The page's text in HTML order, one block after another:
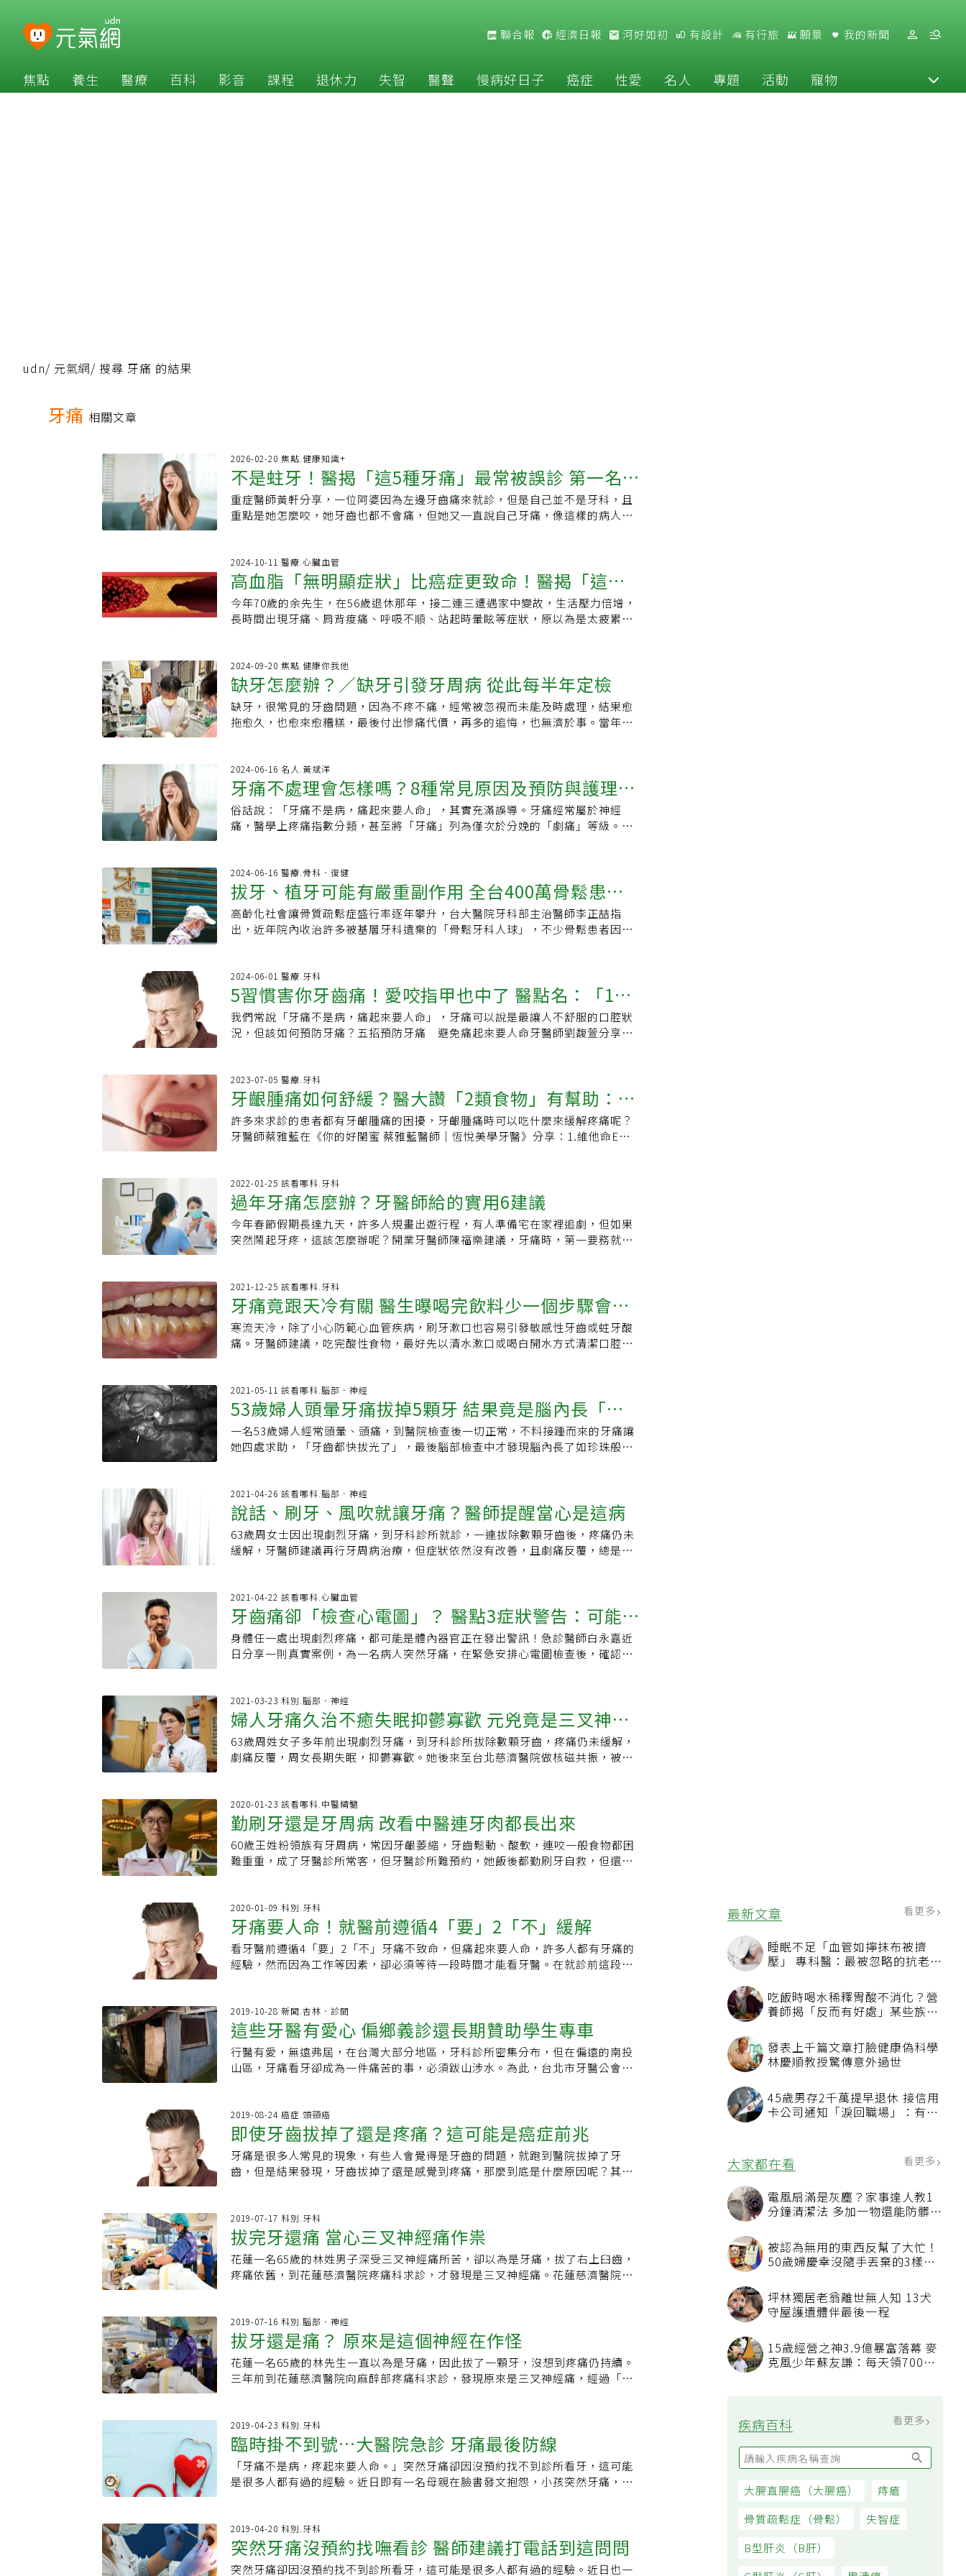
聯合報 經濟日報 河好如初 有設計 有行旅 願景 我的新聞
焦點 養生 醫療 百科 影音 課程 退休力 失智 醫聲 慢病好日子 癌症 性愛 名人 專題 活動 寵物
最新文章 看更多
睡眠不足「血管如擰抹布被擠
壓」 專科醫：最被忽略的抗老方
吃飯時喝水稀釋胃酸不消化？營
養師揭「反而有好處」某些族群
發表上千篇文章打臉健康偽科學
林慶順教授驚傳意外過世
45歲男存2千萬提早退休 接信用
卡公司通知「淚回職場」：有錢
大家都在看 看更多
電風扇滿是灰塵？家事達人教1
分鐘清潔法 多加一物還能防髒汙
被認為無用的東西反幫了大忙！
50歲婦慶幸沒隨手丟棄的3樣物
坪林獨居老翁離世無人知 13犬
守屋護遺體伴最後一程
15歲經營之神3.9億暴富落幕 麥
克風少年蘇友謙：每天領700元
疾病百科 看更多
大腸直腸癌（大腸癌）
痔瘡
骨質疏鬆症（骨鬆）
失智症
B型肝炎（B肝）
udn/ 元氣網/ 搜尋 牙痛 的結果
牙痛 相關文章
2026-02-20 焦點.健康知識+
不是蛀牙！醫揭「這5種牙痛」最常被誤診 第一名一
拖就可能沒命
重症醫師黃軒分享，一位阿婆因為左邊牙齒痛來就診，但是自己並不是牙科，且
重點是她怎麼咬，她牙齒也都不會痛，但她又一直說自己牙痛，像這樣的病人，
痛都是牙齒問題 有些疾病是以牙痛呈現 1、心肌梗塞這一型，真的會被當成牙痛
拖死。為什麼會痛到牙？心臟缺血→迷走神經、交感神經訊號，痛覺投射到左下
顎、牙齒、耳後。▲臨床危險特徵．左側牙痛、下顎痛．合併：噁心、冷汗、
喘、莫名焦慮．怎麼咬都不會更痛．止痛藥沒用▲高風險族群：糖尿病、女性、
高齡者，這類人心梗常「不痛胸，只痛牙」。 2、主動脈剝離（Aortic
現」．痛會移動（胸 → 頸 → 下顎）．血壓左右手不一樣．止痛藥無效這不是忍
的問題，是生命倒數計時。 3、腦幹中風最容易被忽略的中風類型。為什麼會像
牙痛？痛覺神經核在腦幹，中風刺激痛覺路徑，大腦誤以為「牙在痛」。▲常被
忽略的合併症狀：．頭暈、想吐．走路不穩．眼花、複視．說話怪怪的如果牙痛
命關鍵：．常發生在 50 歲以上．咀嚼時更痛．太陽穴壓痛．視力突然模糊延誤治
療恐造成不可逆失明。 5、嚴重感染與敗血症前期不是牙膿，是全身在失控。偽
裝方式：顏面神經痛、深層悶痛，定位不清、牙齒檢查卻「找不到兇手」。▲伴
隨警訊．發燒或體溫過低．心跳快．全身無力、意識怪怪 這時候不是看牙醫，是
進急診。 不像牙痛的牙痛 立刻就醫 黃軒強調，只要牙痛合併以下任一項，請停
會偽裝 醫曝「3徵兆」一看就知道不對勁 ·「這些病毒」初期都在裝感冒！醫示
警揭「最危險分水嶺」 後面直接重症甚至致命
2024-10-11 醫療.心臟血管
高血脂「無明顯症狀」比癌症更致命！醫揭「這類
人」致命率最高
今年70歲的余先生，在56歲退休那年，接二連三遭遇家中變故，生活壓力倍增，
長時間出現牙痛、肩背痠痛、呼吸不順、站起時暈眩等症狀，原以為是太疲累所
塞。中華民國心臟基金會董事長呂鴻基表示，2017年全球約有1,750萬人死於心
血管疾病，至今年增加至2,050萬，短短7年間就增加700萬人死亡，為全球最大
死因。他強調，有75～90%的心血管疾病風險是可以預防的，呼籲民眾從生活習
慣做起，從兒童時期就應避免體重過重，可減少成年後的肥胖風險。心血管疾病
死亡人數比癌症高三高是造成心血管疾病的重要原因，衛福部健保署長石崇良表
血管疾病中又以粥狀動脈硬化（ASCVD）疾病每年死亡8萬人最多，比癌症約5萬
人還高。石崇良強調，高血脂、高血壓與高血糖都是造成粥狀動脈硬化疾病的重
要危險因子，但不同於高血糖容易出現口渴飢餓頻尿症狀、血壓可以在家自行量
測，高血脂往往沒有明顯症狀，且病人若不抽血檢驗，就完全無法知道數值，容
硬化疾病的最主要原因之一，「『非常高風險』粥狀動脈硬化病友的致命風險
高，其中以急性冠狀動脈疾病、周邊動脈疾病與中風最要命，出院後1年累積死亡
率逼近2成，高於一般粥狀動脈硬化疾病平均值12.9％。」想做好血脂管理，應從
降低低密度膽固醇開始著手。然而，陳文鍾進一步指出，針對「非常高風險」粥
狀動脈硬化的病友，LDL標準應控制在70毫克每公合以下，但根據統計，這類病
改善血管功能，才能預防粥狀動脈硬化的發生與復發。血脂管理新模式APP就能
用石崇良說明，為幫助病友輕鬆同時做好個人以及家人的血脂管理，健保署串連
國內國內9大學會，在「全民健保行動快易通｜健康存摺App」中，新設置了「動
脈粥狀硬化心血管疾病（ASCVD）專區」，針對不同風險者規劃ASCVD疾病預
助醫療人員以一致的標準治療準則，提供高血脂病人更好的照護，減少動脈粥狀
硬化疾病對國人健康與醫療耗用大的衝擊，減少健保資源支出，從根本著手達到
降低疾病死亡率的目標。【本文獲uho優活健康網授權刊登，原文刊載網址：
https://www.uho.com.tw/article-64757.html】
2024-09-20 焦點.健康你我他
缺牙怎麼辦？／缺牙引發牙周病 從此每半年定檢
缺牙，很常見的牙齒問題，因為不疼不痛，經常被忽視而未能及時處理，結果愈
拖愈久，也愈來愈糟糕，最後付出慘痛代價，再多的追悔，也無濟於事。當年剛
雖然當下有點驚駭，但課務和學業兩頭燒，心想「沒疼痛」、「緩緩就好」，想
不到，一場噩夢因僥倖心理而起。缺牙不補，除了引發嚴重的牙周病外，也造成
前後兩顆牙齒的崩壞，為了一時的偷懶，付出三倍以上的代價，算是相當慘痛的
代價。有了前車之鑑，我再也不敢怠慢，除了每半年到牙科做定期檢查外，只要
牙齒稍有不對勁，馬上找牙醫師報到，果然「預防勝於治療」，我從原本的一口
格，要持續努力保持下去。俗話說：「牙痛不是病，痛來要人命」，奉勸諸位讀
者們，不要輕忽牙齒保健問題，特別是當出現缺牙時，千萬別「遇缺不補」，務
必盡快進行補牙，否則就像台灣俗諺說的：「細孔毋補，大孔著艱苦」，缺牙不
補，代價更高，恐追悔莫及。
2024-06-16 名人.黃斌洋
牙痛不處理會怎樣嗎？8種常見原因及預防與護理方
法一次看
俗話說：「牙痛不是病，痛起來要人命」，其實充滿誤導。牙痛經常屬於神經
痛，醫學上疼痛指數分類，甚至將「牙痛」列為僅次於分娩的「劇痛」等級。此
不慎。牙痛常見原因、如何自我檢視？1.蛀牙細菌透過蛀牙侵入或靠近牙神經引
起發炎疼痛。疼痛聚焦在單顆至數顆，落差明顯。通常對於輕敲與酸食有反應。
2.牙齒敏感因牙齦萎縮或琺瑯質磨損，牙齒受刺激產生酸痛感。通常在牙根與牙
齦交叉處對冰冷有反應。3.牙周病牙齒周圍的組織發生細菌感染，破壞齒槽骨、
牙齦等組織，造成牙齒搖動或脫落。疼痛通常會伴隨牙齦紅腫與刷牙流血的發炎
折一樣碰不得的刺痛，伴隨牙齒明顯搖晃。6.顳顎關節症候群(MPDS)除外傷、肌
炎、風濕關節炎與腫瘤等，更常見因齒列不整、缺牙導致單側咀嚼等問題都會造
成MPDS。通常在「張口」時發生疼痛。口腔活動因而受限，伴隨偏頭痛等肌肉
痛。7.三叉神經痛除了有些是三叉神經與頭部血管間的排列變異外，壓力、過
伴隨惡臭、濃黃鼻涕倒流、異物感等。牙痛預防與護理1.牙齒本體相關（蛀牙╱
牙根敏感╱牙周病）選用適當大小與軟硬的牙刷、正確潔牙、善用含氟牙膏漱口
水與減敏牙膏、牙齒缺損盡快治療以避免塞牙縫、定期洗牙及檢查等，以上老生
常談是維持牙齒健康的重要基本功。2.牙齒磨耗相關（磨牙、顳顎關節痛）食物
避免「無堅不歡」，並紓解壓力以避免磨牙傷害。嚴重磨牙患者須請牙醫師做咬
炎）請牙醫師盡快依照狀況評估與緊急處理，會診相關科別。4.緊急牙痛處理當
不幸遭遇牙痛，但是刷牙、漱口水、冰敷、避免咬合等都作了還是劇痛無比，又
暫時無法看牙醫師時怎麼辦？廚房就有救命藥。調味料中例如肉桂、花椒與丁香
油等，具有輕微麻醉與疼痛舒緩效果。此外，也可以考慮透過刺激穴道產生內生
穴：開口閉口時，耳前感覺關節滑動的凹陷處。．頰車穴：當嘴巴用力咬，臉頰
側咀嚼肌隆起最高點附近凹陷處。（內容摘錄自YT「柏登微笑牙醫黃斌洋之笑談
口腔543」）責任編輯：辜子桓
2024-06-16 醫療.骨科．復健
拔牙、植牙可能有嚴重副作用 全台400萬骨鬆患者
恐淪牙科人球
高齡化社會讓骨質疏鬆症盛行率逐年攀升，台大醫院牙科部主治醫師李正喆指
出，近年院內收治許多被基層牙科遺棄的「骨鬆牙科人球」，不少骨鬆患者因蛀
病惡化，增加死亡風險。據國民營養健康調查，六十五歲以上民眾被測出任一部
位骨鬆的比率高達百分之十四點一，等於每七人就有一人是骨鬆患者，總人數約
達三到四百萬人。李正喆說，接受骨鬆治療的患者，如果接受拔牙或植牙等牙科
治療，容易出現嚴重併發症，最常見的即是「顎骨壞死」，顎骨一旦壞死需透過
手術或藥物改善，恢復過程是條漫漫長路。李正喆說，臨床上牙科醫師如果碰上
高達，百分之十四點一，等於每七人就有一人是骨鬆患者，長者也容易有牙口問
題，換言之，骨鬆患者的口腔治療需求，未來會愈來愈高。李正喆說，以他自己
的門診為例，約累積一千三百多名來自全台基層診所轉診的顎骨壞死患者，除藥
物相關顎骨壞死患者，亦包括部分癌症骨轉移導致顎骨壞死的患者，「全球很少
質疏鬆治療藥物，以抑制骨吸收的藥物為主，包括雙磷酸鹽類藥物、單株抗體藥
物等。李正喆表示，在骨質疏鬆治療藥物中，僅此類藥物容易造成顎骨壞死，而
藥物相關顎骨壞死的典型症狀為上下顎骨壞死且暴露在外，合併感染症及蜂窩性
組織炎等。李正喆表示，據統計，使用雙磷酸鹽、單株抗體等抗骨吸收藥物的患
者，顎骨壞死風險在萬分之一至萬分之五間，如用藥期間拔牙，顎骨壞死機率提
能降低顎骨壞死發生機率。牙醫公會全聯會理事長江錫仁表示，有時基層牙醫診
所會基於設備缺乏等狀況，希望患者至大醫院求醫，近期會向會員醫師加強宣
導，降低患者有「被拒絕」的感受。牙痛求醫無門 「不敢再治骨鬆」骨鬆患者成
為基層牙科診所的燙手山芋，施打骨鬆針劑多年的趙女士，近期因牙痛至住家附
牙醫卻不願幫她治療，最後靠家人介紹轉至北部醫學中心求診。另一名患者是施
打骨鬆針劑逾八年的胡女士，新冠疫情期間因牙床劇痛、齒牙鬆動，在住家附近
牙科診所照Ｘ光檢查，找不出原因，來回拖了數個月，至醫院檢查才發現是植牙
處發生顎骨壞死。胡女為就近治療，找了一間牙醫診所求治，但牙醫認為她的狀
況複雜「不敢處理」，後續以診所缺乏設備為由，要胡女到醫學中心就醫。台大
骨鬆治療，同時也需要教育牙科醫師，如果有合適的治療計畫，如分階段植牙、
拔牙後，傷口盡量完全縫合，可幫助減少骨位移及縮小傷口，或提前投以抗生
素，都能降低顎骨壞死發生機率。台北醫學大學骨科部醫師王柏堯表示，骨科醫
師在開藥前，通常會請患者先處理牙口問題後，再開始用藥，若治療過程中需接
2024-06-01 醫療.牙科
5習慣害你牙齒痛！愛咬指甲也中了 醫點名：「1種
水果」也是幫兇
我們常說「牙痛不是病，痛起來要人命」，牙痛可以說是最讓人不舒服的口腔狀
況，但該如何預防牙痛？五招預防牙痛 避免痛起來要人命牙醫師劉馥萱分享，5
時刷牙都是最重要的。每天至少刷牙兩次，使用合適牙刷及牙膏，使用正確的刷
牙技巧，包括清潔牙齒的內側、外側和咬合面，以及使用牙線和牙間刷清潔牙齒
的間隙。定期看牙醫進行口腔檢查和清潔，有助於早期發現和處理潛在的牙齒問
題。2、小心糖和酸：避免過度攝取高糖和酸性食物，如糖果、碳酸飲料和柑橘類
水果，這些食物可能引起蛀牙和牙齒敏感。3、牙齒保護好：例如，運動時可以戴
損傷牙齒結構的風險。5、減少壓力和焦慮：壓力會使人不自覺「咬牙切齒」，可
能導致牙痛或牙齒磨損等問題。嘗試減少壓力和焦慮，例如透過運動、冥想、放
鬆技巧和良好的睡眠來管理壓力，有助於維持口腔健康。延伸閱讀：．美式跟拿
鐵哪個比較傷胃？每早一杯咖啡「少做1件事」竟致胃潰瘍．不要起床後馬上喝咖
2023-07-05 醫療.牙科
牙齦腫痛如何舒緩？醫大讚「2類食物」有幫助：橄
欖油、堅果上榜
許多來求診的患者都有牙齦腫痛的困擾，牙齦腫痛時可以吃什麼來緩解疼痛呢？
牙醫師蔡雅藍在《你的好閨蜜 蔡雅藍醫師｜恆悅美學牙醫》分享：1.維他命E：
都含有豐富的維他命C。只刷牙不用牙線 恐釀5大問題此外，蔡雅藍也曾提及，
根據統計，臺灣只有不到1/4的人有使用牙線的習慣，許多人也有「刷牙就好不用
牙線」的迷思，但如果只有刷牙，不用牙線還是會有牙菌斑殘留，長久下來會有
這些問題：1.牙齦出血：若沒定期使用牙線，容易使牙垢堆積在較難清潔的牙縫
間，進而造成牙齦炎，引發牙齦出血。2.口臭：口臭最常見的原因就是口腔衛生
牙：細菌與食物殘渣堆積在牙縫間，長久下來就容易形成蛀牙！5.牙結石堆積：
細菌長期堆積在牙齒間，容易形成牙結石，不只影響美觀，也會提高牙周病風
險！延伸閱讀：．牙齒痛卻「檢查心電圖」？ 醫點3症狀警告：可能是心肌梗
塞．說話、刷牙、風吹就讓牙痛？醫師提醒當心是這病．好想給他看病！盤點臺
2022-01-25 該看哪科.牙科
過年牙痛怎麼辦？牙醫師給的實用6建議
今年春節假期長達九天，許多人規畫出遊行程，有人準備宅在家裡追劇，但如果
突然鬧起牙疼，這該怎麼辦呢？開業牙醫師陳福樂建議，牙痛時，第一要務就是
痛、牙齦腫脹、牙齒崩裂，其中以牙齒崩裂較為棘手，必須視崩裂程度選擇治療
方式，如果缺損嚴重，就必須更換新的牙冠，費用昂貴。避免牙齒崩裂 小心咬食
硬物如何避免牙齒崩裂？陳福樂說，造成牙齒崩裂的原因為咬食硬物，許多民眾
過年時嗑瓜子、咬堅果核桃，脆弱的牙齒遇到硬物，就容易裂掉、崩壞。陳福樂
表示，不少人對於牙齒抱持「不痛不理」態度，明知牙齒出現小洞、裂縫，但不
沒有蛀牙，也不可經常嚼食硬物，如果已有蛀牙，更應盡量避免使用蛀牙的牙齒
咬質地較硬的食物。除了蛀牙之外，接受過抽神經治療的蛀牙，崩裂的風險更
高，陳福樂解釋，沒了神經組織，雖然沒了痛感，但結構有如「海砂屋」般的脆
弱，強烈建議應該以人工牙冠包覆起來，否則時間一久，將逐漸崩壞。過年甩牙
陳福樂提出6大建議。1.趁著九天年假之前，至牙科門診，請醫師洗牙並觀察牙齒
狀況，如有問題，先做治療。2.牙痛時，首先徹底清潔牙齒，透過牙刷、牙線或
漱口水，清除牙縫裡的菜渣異物，減少刺激來源，即可解決因菜渣殘留所引起牙
齦發炎疼痛問題，約一個小時後，就可緩解疼痛。3.備妥止痛藥，除了常見的普
拿疼之外，一般用來治療月經疼痛的成藥（非類固醇類消炎止痛藥NSAIDs），緩
少疼痛風險。6.不要熬夜、抽菸及喝酒，降低牙齦腫脹發炎機率。吃完食物立即
潔牙 預防蛀牙陳福樂表示，如果過年期間牙齒疼痛，建議先透過上述方法減輕疼
痛，等到年後，務必積極面對牙痛問題，尋求牙科醫師協助，找出病因，妥善治
療。此外，大部分的牙痛均是蛀牙所引起，平時應養成正確的口腔清潔習慣，吃
2021-12-25 該看哪科.牙科
牙痛竟跟天冷有關 醫生曝喝完飲料少一個步驟會傷
牙
寒流天冷，除了小心防範心血管疾病，刷牙漱口也容易引發敏感性牙齒或蛀牙酸
痛。牙醫師建議，吃完酸性食物，最好先以清水漱口或喝白開水方式清潔口腔，
補充鈣片，結果情況始終沒改善，求助醫師後，才知是敏感性牙齒找上門。天主
教聖保祿醫院指出，醫師發現邱婦平時注重養生，常把蜂蜜檸檬、金桔檸檬和果
醋當茶水喝，加上刷牙又急又快，導致牙齒多處琺瑯質嚴重磨損，出現敏感性牙
齒症狀。聖保祿醫院牙科主任徐偉軒表示，牙齒琺瑯質被酸性液體浸潤會暫時軟
化，此時以粗硬刷毛大力刷牙，很容易磨耗齒質，造成敏感性牙齒、蛀牙等問
或手搖飲，也是口腔牙齒遭受酸蝕的來源，甚至飲食調味用的醋酸和胃食道逆流
的胃酸也是威脅。徐偉軒說，想喝酸性飲料又想保護牙齒其實很簡單，只要喝完
飲料後，先用清水漱口或補充白開水，等數分鐘，待牙齒琺瑯質恢復堅硬，再溫
柔的刷牙，這樣養生、口腹之慾都能兼顧。
2021-05-11 該看哪科.腦部．神經
53歲婦人頭暈牙痛拔掉5顆牙 結果竟是腦內長「珍
珠」
一名53歲婦人經常頭暈、頭痛，到醫院檢查後一切正常，不料接踵而來的牙痛讓
她四處求助，「牙齒都快拔光了」，最後腦部檢查中才發現腦內長了如珍珠般的
頭痛，但隨之而來又換成牙痛。呂婦說，2年前開始牙痛，每次洗牙就疼痛難耐，
醫生說可能是神經鈣化，她陸續共拔了5顆牙，但仍痛到不行，最後牙醫師建議抽
牙齒神經，「牙齒都快被拔光」。婦人輾轉又到神經內科看診，經核磁共振檢查
後，判斷可能是水瘤，且腫瘤已壓到小腦及腦幹等生命中樞，醫生說明腫瘤位置
特別，年紀相對大，使得手術風險增高。最後找到找到大林慈濟醫院神經外科醫
為良性，生長緩慢，早期無明顯症狀，但腫瘤生長到一定體積後，壓迫神經就會
出現不適感。因婦人腫瘤長在腦幹旁，第四腦室位置，且這個腫瘤會沿著神經孔
鑽到三叉神經位置，到第七條顏面神經位置，出現症狀包括牙齒痛、臉麻、流口
水、頭痛、頭暈、吞嚥困難等，若不手術切除恐有生命危險。陳金城指出，手術
心完全切除即可。腦部的類上皮囊腫為良性瘤，且可以完全被切除及保留所有腦
組織與腦神經，因此癒後良好，呼籲民眾應把握黃金治療時間。
2021-04-26 該看哪科.腦部．神經
說話、刷牙、風吹就讓牙痛？醫師提醒當心是這病
63歲周女士因出現劇烈牙痛，到牙科診所就診，一連拔除數顆牙齒後，疼痛仍未
緩解，牙醫師建議再行牙周病治療，但症狀依然沒有改善，且劇痛反覆，總是突
為原發性、繼發性三叉神經有三分支，分別通往眼部、上顎及下顎，主管臉部感
覺，一旦出問題就會以痛覺呈現。台北慈濟醫院神經外科徐賢達主任說明，臨床
上，三叉神經痛分為原發性及繼發性。原發性三叉神經痛係因神經不正常放電所
致；而繼發性三叉神經痛，如腫瘤、病毒感染、帶狀皰疹等都是可能原因。（推
薦閱讀：免疫力變差易誘發「皮蛇」！ 不只會出現紅色丘疹、水泡，這些非典型
的劇烈疼痛，發作前毫無徵兆，說話、刷牙、甚至風吹，都可能誘發疼痛；每次
持續數秒到數分鐘，痛感如刀割、火燒、電灼，為一種尖銳撕裂樣的疼痛，極其
痛苦，且一般止痛藥完全無效，常使患者飽受身心煎熬。（推薦閱讀：牙周病不
一定會痛？ 牙齦發炎要小心！醫列「9典型症狀」別當耳邊風）藥物治療為主 8
瑪刀等方式，破壞神經傳導路徑，阻斷三叉神經根不正常傳訊以達療效；雖屬低
侵入性治療，但神經會再生，故療效僅約三個月到半年，且將產生顏面感覺麻痺
的後遺症。微創方式治療&amp;nbsp; 年紀大、心血管疾病不適用而現今以微
創方式治療的「神經血管減壓手術」，其在耳後開一小切口，使用高倍率顯微鏡
找到壓迫神經的血管後，再以墊片隔開，使三叉神經免於受血管壓迫，手術成效
壓迫者，需與醫師討論其他適切治療；另外，若年齡太大或患有心血管等慢性疾
病，也因麻醉風險高，不適合進行此手術。誤將三叉神經痛認為牙痛而拔牙的病
患，臨床上時有所聞，但劇烈陣發性的三叉神經痛，與持續性的牙痛仍有所分
別。徐賢達建議，若出現不明原因的牙齒或臉部劇烈陣痛，可找神經科醫師做進
揭「事前眉角」
2021-04-22 該看哪科.心臟血管
牙齒痛卻「檢查心電圖」？ 醫點3症狀警告：可能是
心肌梗塞
身體任一處出現劇烈疼痛，都可能是體內器官正在發出警訊！急診醫師白永嘉近
日分享一則真實案例，為一名病人突然牙痛，在緊急安排心電圖檢查後，確認患
睛」發文表示，近日一名中年男性病人求診，症狀主要是下排牙齒和下巴劇烈疼
痛，於是他立刻安排進行心電圖檢查。白永嘉指出，當時患者一度疑惑「牙痛為
什麼要檢查心臟？」然而檢查後，果然確定為「急性心肌梗塞」。白永嘉解釋，
心肌梗塞發生時，冠狀動脈阻塞導致心臟缺氧，此時刺激會從心臟經由感覺神
經、脊髓及腦部傳遞，讓患者感到「胸悶」、「胸痛」。不過，在心臟的信號傳
感到劇烈的牙疼，且吃東西時更痛、痛感蔓延至下巴，甚至合併肩膀痛、胸悶、
胸痛，只要出現以上三種症狀，一定要立刻就醫，若屆時醫師並未安排檢查心電
圖，也記得「提醒他一下」，相信醫生會馬上想起這些「心肌梗塞的非典型症
狀」。
2021-03-23 科別.腦部．神經
婦人牙痛久治不癒失眠抑鬱寡歡 元兇竟是三叉神經
痛
63歲周姓女子多年前出現劇烈牙痛，到牙科診所拔除數顆牙齒，疼痛仍未緩解，
劇痛反覆，周女長期失眠，抑鬱寡歡。她後來至台北慈濟醫院做核磁共振，被診
眼部、上顎及下顎，主管臉部感覺，一旦出問題就會出現強烈痛覺。三叉神經痛
分為原發性及繼發性，其中原發性三叉神經痛係因神經不正常放電所致；而繼發
性三叉神經痛，如腫瘤、病毒感染、帶狀皰疹等都是可能原因。原發性三叉神經
痛為偶發性的劇烈疼痛，發作前毫無徵兆，說話、刷牙、甚至風吹，都可能誘發
疼痛，每次持續數秒到數分鐘，痛感如刀割、火燒、電灼，為一種尖銳撕裂樣的
藥物治療效果不彰，再考慮侵入性治療。透過電燒、伽瑪刀等方式，破壞神經傳
導路徑，阻斷三叉神經根不正常傳訊以達療效，故療效僅約三個月到半年，且將
產生顏面感覺麻痺的後遺症。周女做的「神經血管減壓手術」，是以微創方式在
耳後開一小切口，使用高倍率顯微鏡找到壓迫神經的血管後，再以墊片隔開，使
病患，但劇烈陣發性的三叉神經痛，與持續性的牙痛仍有所分別。徐賢達建議民
眾，出現不明原因的牙齒或臉部劇烈陣痛，可找神經科醫師做進一步評估，以免
延誤治療，影響身心健康。
2020-01-23 該看哪科.中醫精髓
勤刷牙還是牙周病 改看中醫連牙肉都長出來
60歲王姓粉領族有牙周病，常因牙齦萎縮，牙齒鬆動、酸軟，連咬一般食物都困
難重重，成了牙醫診所常客，但牙醫診所難預約，她飯後都勤刷牙自救，但還是
織，不再齒牙動搖，讓她萬分驚喜，逢人便說，她以前無辣不歡，現在不敢再吃
辣了！她還建議，刷牙不夠，一定還要用沖牙機才夠力。中醫師林育誠建議，很
多人刷牙時出血不以為意，以為是火氣大，其實可能是牙周病徵兆。過年快到
了，民眾若有牙周病困擾，應慎選食物，避免吃辣炸烤食物，作息正常，並且做
好牙齒清潔，有健康的牙肉，才能吃好睡好正常咀嚼，擁有健康生活。王姓粉領
牙，也搭配使用沖牙機，沖牙同時也按摩牙齦，不但治好牙周病，牙齦也長出新
牙肉，使她的牙齦比之前更穩固，牙齒也不再搖搖晃晃，吃飯也不再喊牙痛。中
醫師林育誠說，王姓女病患的牙病辨證為胃火上炎，除了以中藥治療外，也了解
她的飲食偏重辣炸丶烤物，尤其是嗜辣，建議她改變飲食習慣，避免因食物而又
2020-01-09 科別.牙科
牙痛要人命！就醫前遵循4「要」2「不」緩解
看牙醫前遵循4「要」2「不」牙痛不致命，但痛起來要人命，許多人都有牙痛的
經驗，然而因為工作等因素，卻必須等待一段時間才能看牙醫。在就診前這段空
常見原因：（1）蛀牙：當人體吃含糖食物時，口腔中的細菌會分解糖份並釋放出
酸。隨著時間累積，酸會在牙齒的琺瑯質侵蝕出一個洞，細菌及其毒素因而有機
會侵入牙髓，造成蛀牙。（2）牙周感染：牙齒和牙齦間發生感染，如果你的牙齦
發炎，牙齦和牙齒之間可能會有很深的空間，細菌會在這些空間內繁殖，可能引
發劇痛並造成骨質流失。（3）冠周炎：通常發生在萌發的牙齒，尤以智齒最常
韌帶受傷，吃較軟的食物，休息幾天有機會復原。（5）鼻竇炎：鼻竇發炎時，有
可能造成上排牙齒疼痛。牙痛看醫師前 4「要」2「不」根據英國國民保健署的建
議：四要（1）服用止痛藥，例如布洛芬（Ibuprofen）或乙醯胺酚
（paracetamol）類藥物，但16歲以下的兒童不應服用阿司匹林，請諮詢藥師。
（2）不要吸煙，可能惡化病情。參考資料：1. 病人網站：
https://patient.info/oral-dental-care/toothache2. 英國國民保健署：
https://www.nhs.uk/conditions/toothache/
2019-10-28 新聞.杏林．診間
這些牙醫有愛心 偏鄉義診還長期贊助學生專車
行醫有愛，無遠弗屆，在台灣大部分地區，牙科診所密集分布，但在偏遠的南投
山區，牙痛看牙卻成為一件痛苦的事，必須跋山涉水。為此，台北市牙醫公會長
百到一千六百米之間，居民大多為賽德克族後裔，先人在日據時代，霧社事件
後，為了躲避日軍大炮毒氣，而躲進深山。仁愛鄉僅一所國中，最遠的靜觀部落
與仁愛國中相距27公里，因山路蜿蜒崎嶇，光是一趟車程需近兩小時。但部落對
外僅有一輛公車，班車時間無法配合學生上下學時間，若農忙時家長也無法接送
上下學，造成許多學童中輟。仁愛國中前校長李孟桂在服務期間，最放心不下的
學生上下學。相較之下，仁愛鄉中正村卡度部落學生上學之路更為艱辛，因為必
須至埔里鎮宏仁國中就讀，卡度部落到宏仁國中需行經投69線，山路曲折，且一
遇到大風雨，就常中斷。由於路途遙遠，學生必須仰賴家長接送，部分學生無照
騎乘機車上下學。為此，家長購買中古機車，讓無照孩子自行上下學，前幾年就
送卡度部落17位國中生上學，而這也是該部落30年來第一部學生專車。今年李孟
桂又請中華蓮元功德會協助，希望能夠再提供一部學生愛心專車至更偏遠的法治
村，讓學生能安全且準時的上下學。在台北市牙醫師公會共同支援下，法治村愛
心專車終於順利啟動。台北市牙醫公會昨天在法治村舉辦義診，吸引眾多村民就
醫，另長期贊助學生愛心專車。台北市牙醫公會前理事長葛建埔表示，光是學生
安全。 編輯推薦 長壽且健康祕訣 美國《預防》雜誌告訴你這樣走路最好 兒子願
捐肝救父 媳婦卻在手術前跪求別開刀……
2019-08-24 癌症.頭頸癌
即使牙齒拔掉了還是疼痛？這可能是癌症前兆
牙痛是很多人常見的現象，有些人會覺得是牙齒的問題，就跑到醫院拔掉了牙
齒，但是結果發現，牙齒拔掉了還是感覺到疼痛，那麼到底是什麼原因呢？其實
就會好，但若是兩週後依舊沒有痊癒的表現，而且同時感覺到燒灼感、疼痛這樣
的表現，大家就不能忽視了，這可能就是口腔癌的前兆，建議趕緊去醫院進行檢
查。2、嘴唇或口腔內發現腫塊口腔癌早期，口腔中可能會出血線小腫塊，且早上
起來的時候，會發現疼痛，或者有摩擦感，如果時間長了，可能就導致蔓延，比
如咽喉，比如耳部等等，需警惕。3、淋巴結腫大口腔癌如果沒有及時的發現，可
這個時候一定要去醫院進行治療，不能拖延。4、功能障礙口腔癌還有一個表現，
就是功能性會發現障礙，比如患者的開口閉口運動會受到影響，這是因為癌症的
影響，導致其關節部位受到限制，這樣是會影響到生活的質量。本文摘自搜狐網
《漫說健康》
2019-07-17 科別.牙科
拔完牙還痛 當心三叉神經痛作祟
花蓮一名65歲的林姓男子深受三叉神經痛所苦，卻以為是牙痛，拔了右上臼齒，
疼痛依舊，到花蓮慈濟醫院疼痛科求診，才發現是三叉神經痛。花蓮慈濟醫院麻
檢查是否為三叉神經痛，不要白拔了牙齒。三叉神經痛好發於50歲以上族群，女
性多於男性；據台灣頭痛學會統計，三叉神經痛發生率約每10萬人中有4至5人。
花蓮慈濟醫院表示，三叉神經痛因常發生於上下顎，與牙痛相似，民眾難以區
分。王柏凱說，引起三叉神經痛原因有很多種，如血管壓迫、腦部腫瘤、神經發
炎與其他不明原因，目前有手術、藥物及介入性治療等。其中，介入性治療如高
發率低，但是須承擔手術與麻醉風險。花蓮慈濟醫院牙科部主治醫師黃志浩表
示，曾有病患被拔多顆牙，才發現是三叉神經痛。醫師辨別是否為三叉神經痛，
通常會先從牙齒看，是否有造成疼痛的原因，若沒才會懷疑是三叉神經痛，並觸
診病患臉頰，了解哪些地方觸發疼痛。黃志浩表示，三叉神經痛與牙痛很難區
一個實驗看浴廁髒污程度超乎想像
2019-07-16 科別.腦部．神經
拔牙還是痛？ 原來是這個神經在作怪
花蓮一名65歲的林先生一直以為是牙痛，因此拔了一顆牙，沒想到疼痛仍持續。
三年前到花蓮慈濟醫院向麻醉部疼痛科求診，發現原來是三叉神經痛，經過「高
是牙痛，而是「三叉神經痛」。由於三叉神經痛常發生於上、下顎與牙痛相似，
民眾難以區分，往往拔了牙又抽神經，才發現不是牙痛問題，且好發於50歲以上
族群，其中女性多於男性。根據台灣頭痛學會統計資料，三叉神經痛的發生率約
每10萬人中有4至5人。林先生說，這種痛一整天反覆疼痛，為了緩解，藥從一顆
變兩顆，直到三顆半的上限，還是一樣疼痛難耐，還得承受服藥後暈眩的副作
去年11月開始深入到三叉神經的神經節灼燒。慈濟醫院麻醉部疼痛科王柏凱主任
表示，高能量透過電擊針尖端引發電磁場產生熱能，設定溫度後調節神經痛，止
痛的效果能持續半年，治療的藥物也能減少許多，讓病人生活品質提升，半年後
2019-04-23 科別.牙科
臨時掛不到號…大醫院急診 牙痛最後防線
「牙痛不是病，疼起來要人命。」突然牙痛卻因沒預約找不到診所看牙，這可能
是很多人都有過的經驗。近日即有一名母親在臉書發文抱怨，小孩突然牙痛，她
大醫院急診可作為最後一線選擇。牙科耗時 預約制有苦衷中華民國牙醫師公會全
聯會理事長謝尚廷解釋，牙科診所採預約制，是因牙科診治比一般家醫科診所更
耗時，洗牙就要半小時，根管治療約需要一小時，如替臨時進來病人看診，可能
2019-04-20 科別.牙科
突然牙痛沒預約找嘸看診 醫師建議打電話到這問問
突然牙痛卻因沒預約找不到診所看牙，這可能是很多人都有過的經驗。近日也一